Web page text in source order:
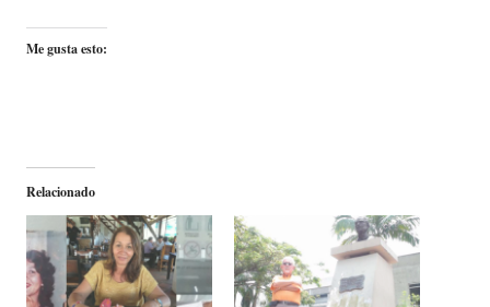
Me gusta esto:
Relacionado